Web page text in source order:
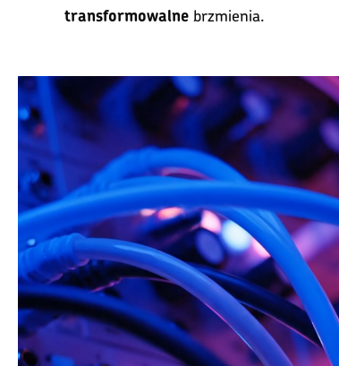
transformowalne brzmienia.